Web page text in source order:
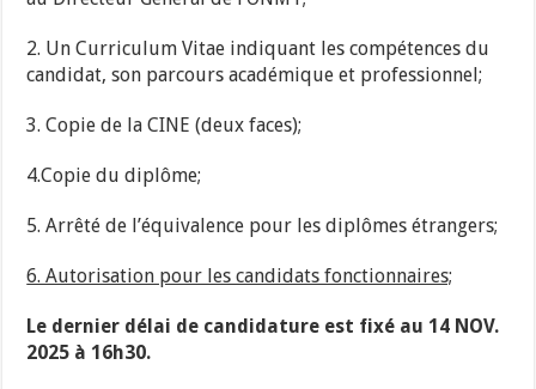
2. Un Curriculum Vitae indiquant les compétences du
candidat, son parcours académique et professionnel;
3. Copie de la CINE (deux faces);
4.Copie du diplôme;
5. Arrêté de l’équivalence pour les diplômes étrangers;
6. Autorisation pour les candidats fonctionnaires;
Le dernier délai de candidature est fixé au 14 NOV.
2025 à 16h30.